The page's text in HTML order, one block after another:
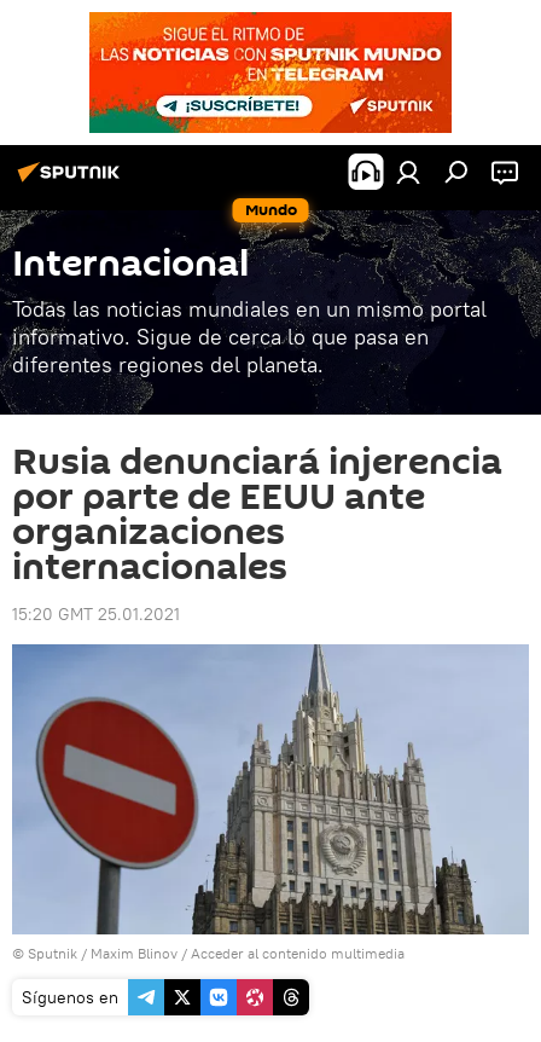
Mundo
Internacional
Todas las noticias mundiales en un mismo portal
informativo. Sigue de cerca lo que pasa en
diferentes regiones del planeta.
Rusia denunciará injerencia
por parte de EEUU ante
organizaciones
internacionales
15:20 GMT 25.01.2021
© Sputnik / Maxim Blinov / Acceder al contenido multimedia
Síguenos en